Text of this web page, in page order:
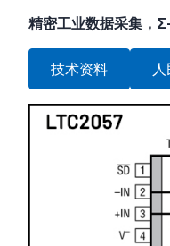
精密工业数据采集，
技术资料